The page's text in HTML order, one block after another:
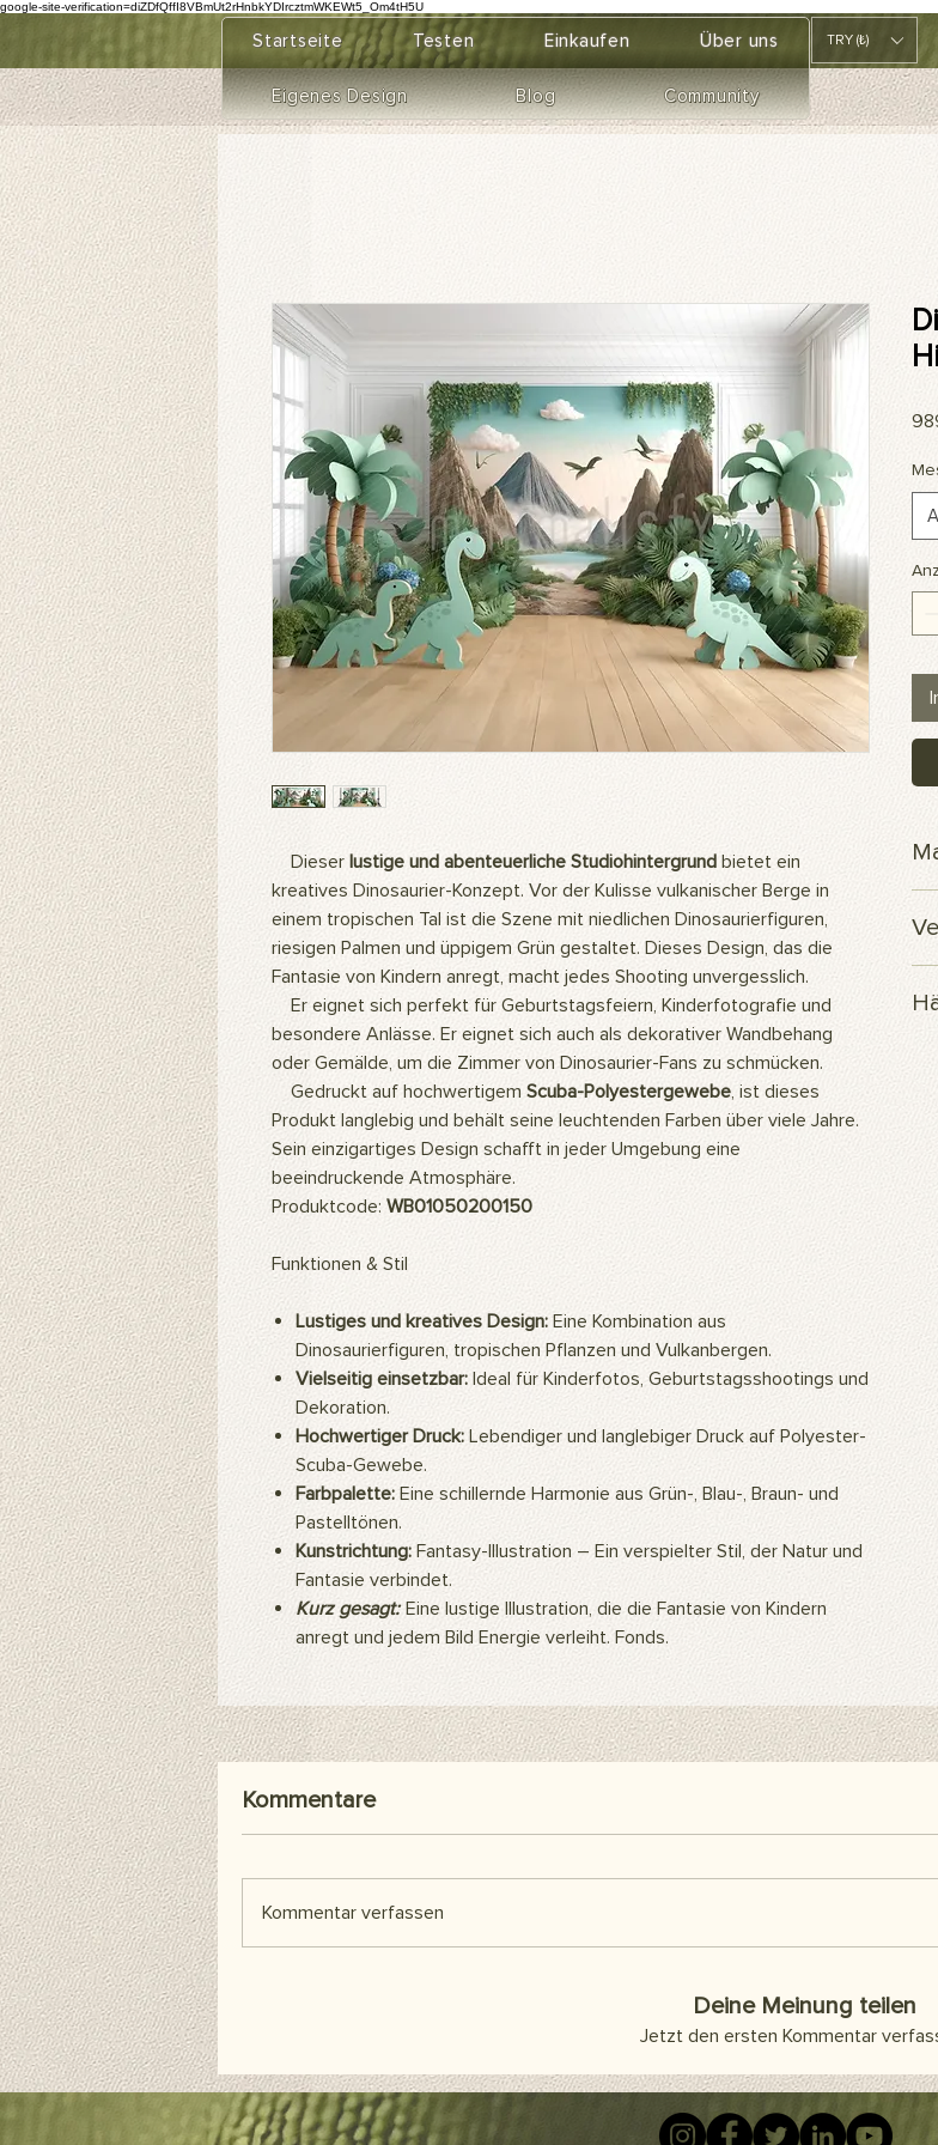
google-site-verification=diZDfQffI8VBmUt2rHnbkYDIrcztmWKEWt5_Om4tH5U
Startseite Testen Einkaufen Über uns
Eigenes Design Blog Community
TRY (₺)
Dieser lustige und abenteuerliche Studiohintergrund bietet ein
kreatives Dinosaurier-Konzept. Vor der Kulisse vulkanischer Berge in
einem tropischen Tal ist die Szene mit niedlichen Dinosaurierfiguren,
riesigen Palmen und üppigem Grün gestaltet. Dieses Design, das die
Fantasie von Kindern anregt, macht jedes Shooting unvergesslich.
Er eignet sich perfekt für Geburtstagsfeiern, Kinderfotografie und
besondere Anlässe. Er eignet sich auch als dekorativer Wandbehang
oder Gemälde, um die Zimmer von Dinosaurier-Fans zu schmücken.
Gedruckt auf hochwertigem Scuba-Polyestergewebe, ist dieses
Produkt langlebig und behält seine leuchtenden Farben über viele Jahre.
Sein einzigartiges Design schafft in jeder Umgebung eine
beeindruckende Atmosphäre.
Produktcode: WB01050200150
Funktionen & Stil
Lustiges und kreatives Design: Eine Kombination aus
Dinosaurierfiguren, tropischen Pflanzen und Vulkanbergen.
Vielseitig einsetzbar: Ideal für Kinderfotos, Geburtstagsshootings und
Dekoration.
Hochwertiger Druck: Lebendiger und langlebiger Druck auf Polyester-
Scuba-Gewebe.
Farbpalette: Eine schillernde Harmonie aus Grün-, Blau-, Braun- und
Pastelltönen.
Kunstrichtung: Fantasy-Illustration – Ein verspielter Stil, der Natur und
Fantasie verbindet.
Kurz gesagt:Eine lustige Illustration, die die Fantasie von Kindern
anregt und jedem Bild Energie verleiht. Fonds.
Kommentare
Kommentar verfassen
Deine Meinung teilen
Jetzt den ersten Kommentar